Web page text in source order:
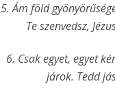
5. Ám föld
Te szenvedsz,
6. Csak egyet, egyet
járok. Tedd